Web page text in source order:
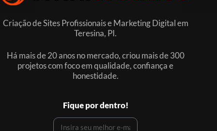
Criação de Sites Profissionais e Marketing Digital em
Teresina, PI.
Há mais de 20 anos no mercado, criou mais de 300
projetos com foco em qualidade, confiança e
honestidade.
Fique por dentro!